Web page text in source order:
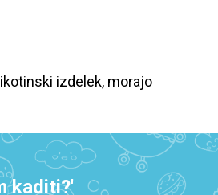
izdelek, morajo
kaditi?'